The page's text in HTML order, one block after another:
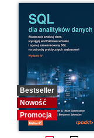
Bestseller
Nowość
Promocja